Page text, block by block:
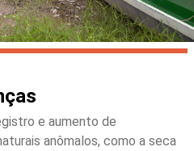
e aumento de
anômalos, como a seca